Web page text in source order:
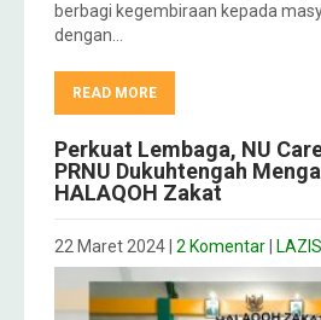
berbagi kegembiraan kepada
dengan…
READ MORE
Perkuat Lembaga, NU
PRNU Dukuhtengah
HALAQOH Zakat
22 Maret 2024 2 Komentar